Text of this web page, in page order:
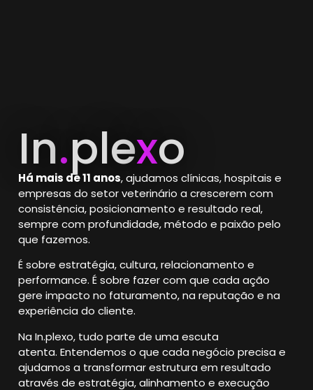
In.plexo
Há mais de 11 anos, ajudamos clínicas, hospitais e
empresas do setor veterinário a crescerem com
consistência, posicionamento e resultado real,
sempre com profundidade, método e paixão pelo
que fazemos.
É sobre estratégia, cultura, relacionamento e
performance. É sobre fazer com que cada ação
gere impacto no faturamento, na reputação e na
experiência do cliente.
Na In.plexo, tudo parte de uma escuta
atenta. Entendemos o que cada negócio precisa e
ajudamos a transformar estrutura em resultado
através de estratégia, alinhamento e execução